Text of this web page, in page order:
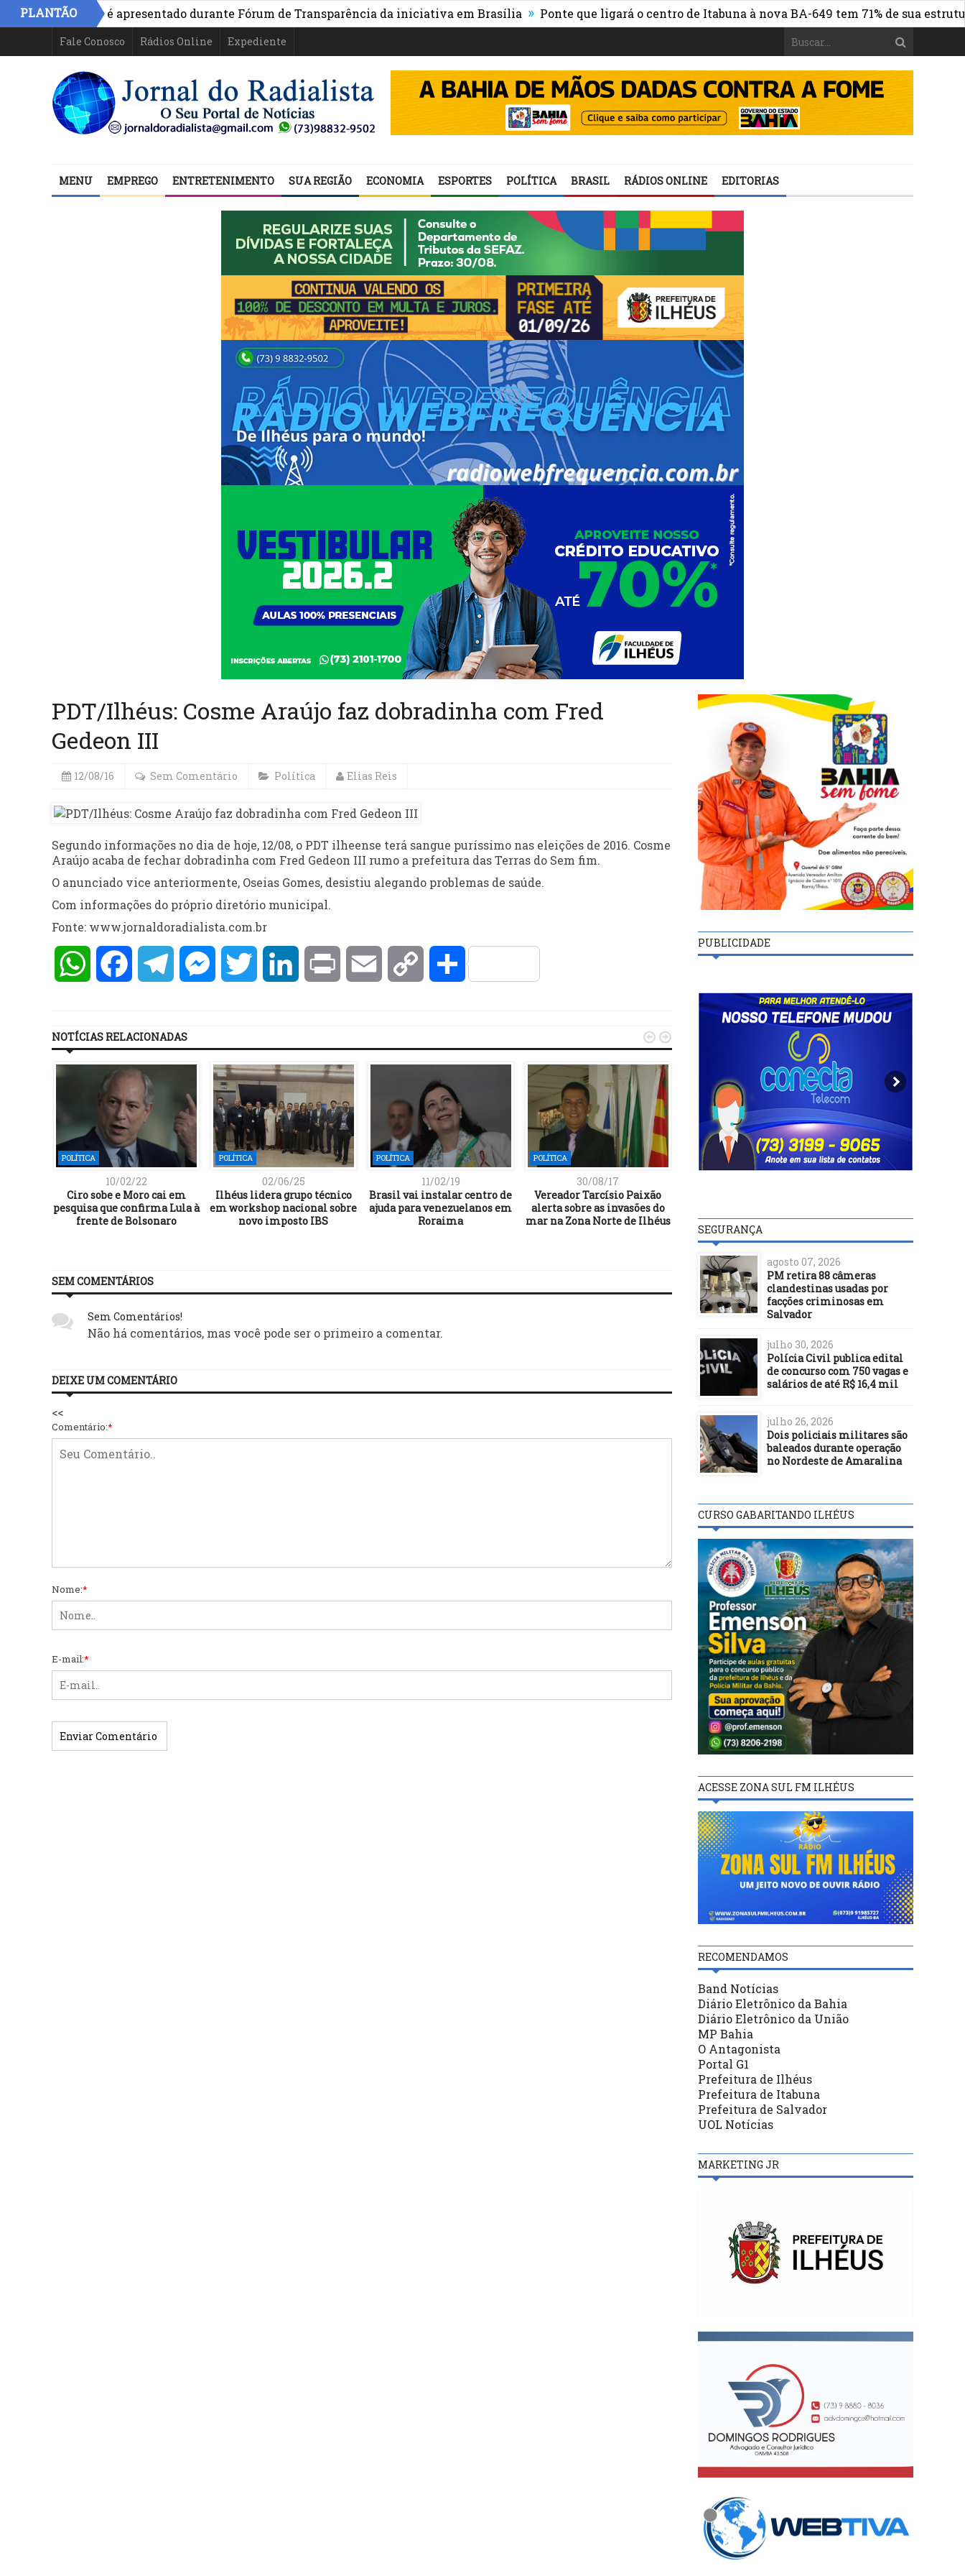
PLANTÃO
na Bahia é apresentado durante Fórum de Transparência da iniciativa em Brasília » Ponte que ligará o centro de Itabuna à nova BA-649 tem 71% de sua estrutura de
Fale Conosco Rádios Online Expediente
MENU EMPREGO ENTRETENIMENTO SUA REGIÃO ECONOMIA ESPORTES POLÍTICA BRASIL RÁDIOS ONLINE EDITORIAS
PDT/Ilhéus: Cosme Araújo faz dobradinha com Fred
Gedeon III
12/08/16 Sem Comentário Política Elias Reis
Segundo informações no dia de hoje, 12/08, o PDT ilheense terá sangue puríssimo nas eleições de 2016. Cosme
Araújo acaba de fechar dobradinha com Fred Gedeon III rumo a prefeitura das Terras do Sem fim.
O anunciado vice anteriormente, Oseias Gomes, desistiu alegando problemas de saúde.
Com informações do próprio diretório municipal.
Fonte: www.jornaldoradialista.com.br
WhatsAppFacebookTelegramMessengerTwitter LinkedInPrint Email Copy Compartilhar
NOTÍCIAS RELACIONADAS
POLÍTICA
10/02/22
Ciro sobe e Moro cai em
pesquisa que confirma Lula à
frente de Bolsonaro
POLÍTICA
02/06/25
Ilhéus lidera grupo técnico
em workshop nacional sobre
novo imposto IBS
POLÍTICA
11/02/19
Brasil vai instalar centro de
ajuda para venezuelanos em
Roraima
POLÍTICA
30/08/17
Vereador Tarcísio Paixão
alerta sobre as invasões do
mar na Zona Norte de Ilhéus
POLÍTICA
06/01/21
encaminha sua desfiliação
do PP.
POLÍTICA
 
SEM COMENTÁRIOS
Sem Comentários!
Não há comentários, mas você pode ser o primeiro a comentar.
DEIXE UM COMENTÁRIO
<<
Comentário:*
Nome:*
E-mail:*
PUBLICIDADE
SEGURANÇA
agosto 07, 2026
PM retira 88 câmeras
clandestinas usadas por
facções criminosas em
Salvador
julho 30, 2026
Polícia Civil publica edital
de concurso com 750 vagas e
salários de até R$ 16,4 mil
julho 26, 2026
Dois policiais militares são
baleados durante operação
no Nordeste de Amaralina
CURSO GABARITANDO ILHÉUS
ACESSE ZONA SUL FM ILHÉUS
RECOMENDAMOS
Band Notícias
Diário Eletrônico da Bahia
Diário Eletrônico da União
MP Bahia
O Antagonista
Portal G1
Prefeitura de Ilhéus
Prefeitura de Itabuna
Prefeitura de Salvador
UOL Notícias
MARKETING JR